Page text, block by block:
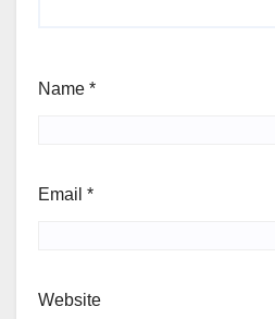
Name *
Email *
Website